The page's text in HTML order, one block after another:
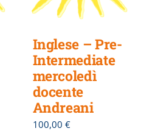
Inglese – Pre-
Intermediate
mercoledì
docente
Andreani
100,00 €